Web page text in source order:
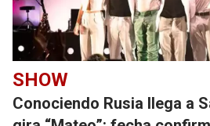
SHOW
Conociendo Rusia llega a